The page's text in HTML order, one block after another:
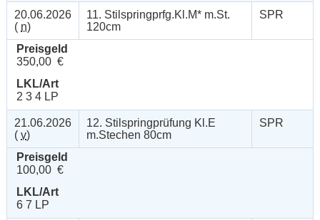
20.06.2026
( n)
11. Stilspringprfg.Kl.M* m.St.
120cm
SPR
Preisgeld
350,00 €
LKL/Art
2 3 4 LP
21.06.2026
( v)
12. Stilspringprüfung Kl.E
m.Stechen 80cm
SPR
Preisgeld
100,00 €
LKL/Art
6 7 LP